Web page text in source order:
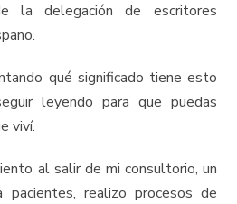
la delegación de escritores
qué significado tiene esto
leyendo para que puedas
viví.
al salir de mi consultorio, un
realizo procesos de